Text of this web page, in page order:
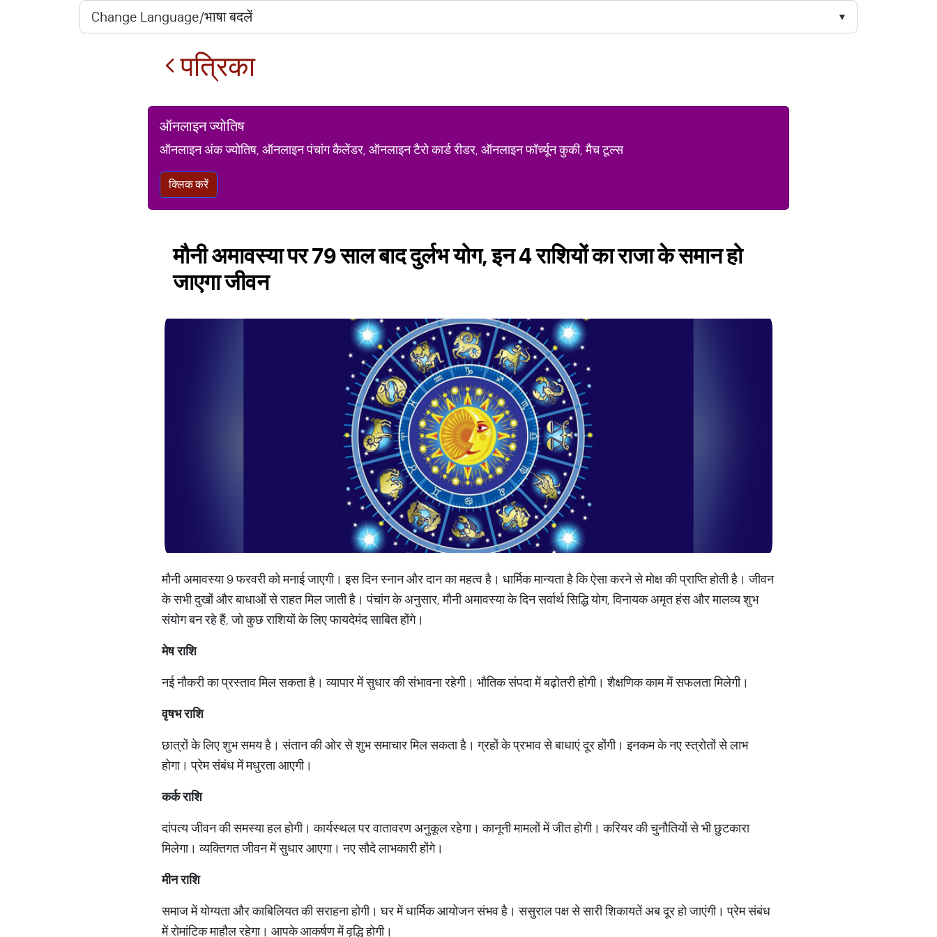
पत्रिका
ऑनलाइन ज्योतिष
ऑनलाइन अंक ज्योतिष, ऑनलाइन पंचांग कैलेंडर, ऑनलाइन टैरो कार्ड रीडर, ऑनलाइन फॉर्च्यून कुकी, मैच टूल्स
क्लिक करें
मौनी अमावस्या पर 79 साल बाद दुर्लभ योग, इन 4 राशियों का राजा के समान हो
जाएगा जीवन
मौनी अमावस्या 9 फरवरी को मनाई जाएगी। इस दिन स्नान और दान का महत्व है। धार्मिक मान्यता है कि ऐसा करने से मोक्ष की प्राप्ति होती है। जीवन
के सभी दुखों और बाधाओं से राहत मिल जाती है। पंचांग के अनुसार, मौनी अमावस्या के दिन सर्वार्थ सिद्धि योग, विनायक अमृत हंस और मालव्य शुभ
संयोग बन रहे हैं, जो कुछ राशियों के लिए फायदेमंद साबित होंगे।
मेष राशि
नई नौकरी का प्रस्ताव मिल सकता है। व्यापार में सुधार की संभावना रहेगी। भौतिक संपदा में बढ़ोतरी होगी। शैक्षणिक काम में सफलता मिलेगी।
वृषभ राशि
छात्रों के लिए शुभ समय है। संतान की ओर से शुभ समाचार मिल सकता है। ग्रहों के प्रभाव से बाधाएं दूर होंगी। इनकम के नए स्त्रोतों से लाभ
होगा। प्रेम संबंध में मधुरता आएगी।
कर्क राशि
दांपत्य जीवन की समस्या हल होगी। कार्यस्थल पर वातावरण अनुकूल रहेगा। कानूनी मामलों में जीत होगी। करियर की चुनौतियों से भी छुटकारा
मिलेगा। व्यक्तिगत जीवन में सुधार आएगा। नए सौदे लाभकारी होंगे।
मीन राशि
समाज में योग्यता और काबिलियत की सराहना होगी। घर में धार्मिक आयोजन संभव है। ससुराल पक्ष से सारी शिकायतें अब दूर हो जाएंगी। प्रेम संबंध
में रोमांटिक माहौल रहेगा। आपके आकर्षण में वृद्धि होगी।